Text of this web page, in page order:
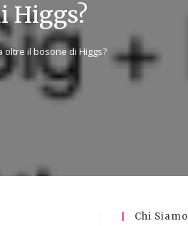
Higgs?
oltre il bosone di Higgs?
Chi Siamo